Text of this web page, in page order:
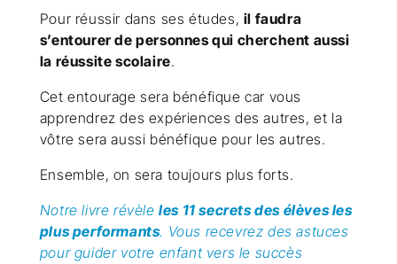
Pour réussir dans ses études, il faudra
s’entourer de personnes qui cherchent aussi
la réussite scolaire.
Cet entourage sera bénéfique car vous
apprendrez des expériences des autres, et la
vôtre sera aussi bénéfique pour les autres.
Ensemble, on sera toujours plus forts.
Notre livre révèleles 11 secrets des élèves les
plus performants. Vous recevrez des astuces
pour guider votre enfant vers le succès